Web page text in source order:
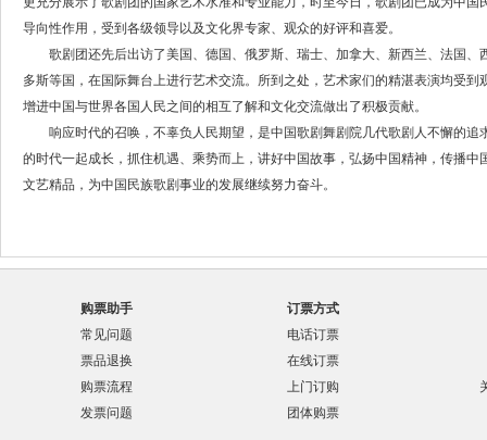
导向性作用，受到各级领导以及文化界专家、观众的好评和喜爱。
歌剧团还先后出访了美国、德国、俄罗斯、瑞士、加拿大、新西兰、法国、
多斯等国，在国际舞台上进行艺术交流。所到之处，艺术家们的精湛表演均受
增进中国与世界各国人民之间的相互了解和文化交流做出了积极贡献。
响应时代的召唤，不辜负人民期望，是中国歌剧舞剧院几代歌剧人不懈的追
的时代一起成长，抓住机遇、乘势而上，讲好中国故事，弘扬中国精神，传播
文艺精品，为中国民族歌剧事业的发展继续努力奋斗。
购票助手
常见问题
票品退换
购票流程
发票问题
订票方式
电话订票
在线订票
上门订购
团体购票